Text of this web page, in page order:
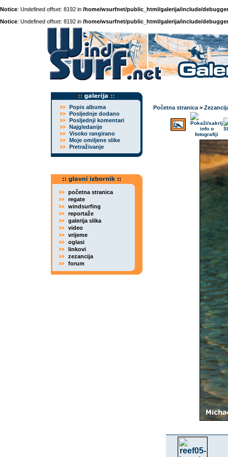
Notice: Undefined offset: 8192 in /home/wsurfnet/public_html/galerija/include/
Notice: Undefined offset: 8192 in /home/wsurfnet/public_html/galerija/include/
Popis albuma
Posljednje dodano
Posljednji komentari
Najgledanije
Visoko rangirano
Moje omiljene slike
Pretraživanje
početna stranica
regate
windsurfing
reportaže
galerija slika
video
vrijeme
oglasi
linkovi
zezancija
forum
Početna stranica >